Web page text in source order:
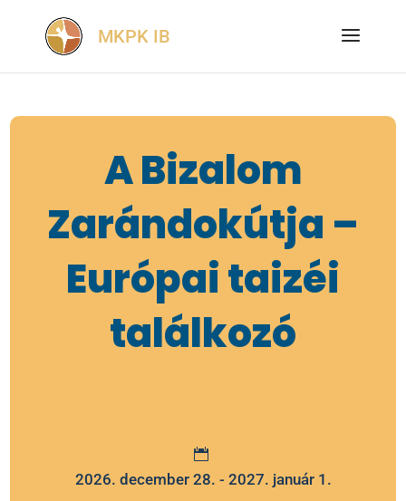
A Bizalom
Zarándokútja –
Európai taizéi
találkozó
2026. december 28. - 2027. január 1.